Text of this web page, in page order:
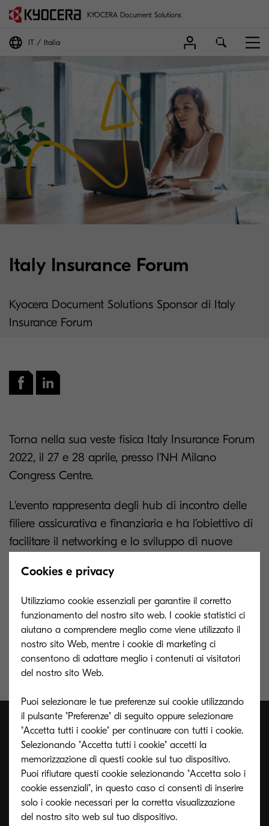
KYOCERA Document Solutions
IT Italia
Italy Insurance Forum
Kyocera Document Solutions Sponsor di Italy
Insurance Forum
Torna nella sua veste fisica Italy Insurance Forum
2022, il 27 e 28 aprile, presso l’NH Milano
Congress Centre.
L'evento rappresenta degli hub di incontro delle
filiere assicurativa e finanziaria e ha l’obiettivo di
facilitare il networking e lo sviluppo di nuove
in qualità di Gold Sponsor e promuoverà le
soluzioni di gestione documentale ed Enterprise
Content Management pensate per trasformare il
business e facilitare l’innovazione di istituti
finanziari e assicurazioni.
Contattaci
Riserva uno slot il 28 Aprile 2022 con i nostri
Account presenti all’evento.
Cookies e privacy
Utilizziamo cookie essenziali per garantire il corretto
funzionamento del nostro sito web. I cookie statistici ci
aiutano a comprendere meglio come viene utilizzato il
nostro sito Web, mentre i cookie di marketing ci
consentono di adattare meglio i contenuti ai visitatori
del nostro sito Web.
Puoi selezionare le tue preferenze sui cookie utilizzando
il pulsante "Preferenze" di seguito oppure selezionare
"Accetta tutti i cookie" per continuare con tutti i cookie.
Selezionando "Accetta tutti i cookie" accetti la
memorizzazione di questi cookie sul tuo dispositivo.
Puoi rifiutare questi cookie selezionando "Accetta solo i
cookie essenziali", in questo caso ci consenti di inserire
solo i cookie necessari per la corretta visualizzazione